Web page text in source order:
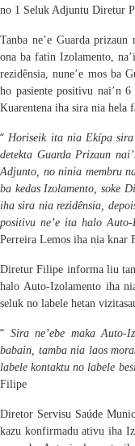
no 1 Seluk Adjuntu Diretur
Tanba ne’e Guarda prizaun
ona ba fatin Izolamento,
rezidênsia,nune’e mos ba
ho pasientepositivu nai’n
Kuarentena iha sira nia hela
“ Horiseik ita nia Ekípa sira
detekta Guarda Prizaun
Adjunto, noninia membru
ba kedas Izolamento, soke
iha sira nia rezidênsia,
positivu ne’e ita halo
Perreira Lemos iha nia knar
Diretur Filipe informa liu tan
halo Auto-Izolamento iha
seluk no labele hetan
“ Sira ne’ebe maka Auto-
babain, tamba nia laos
labele kontaktu no labele
Filipe
Diretor Servisu Saúde Munic
kazu konfirmadu ativu iha